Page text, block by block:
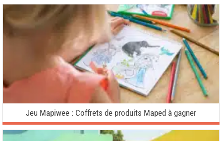
Jeu Mapiwee : Coffrets de produits Maped à gagner